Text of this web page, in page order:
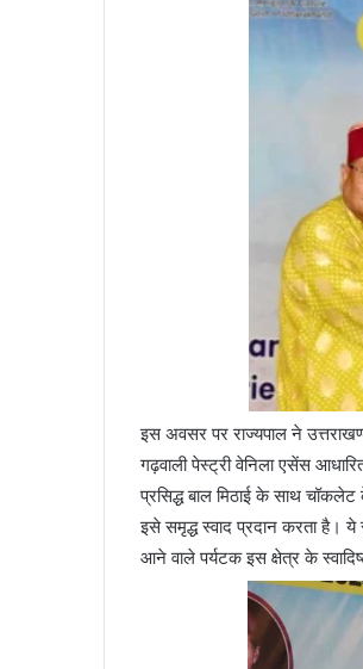
इस अवसर पर राज्यपाल ने
गढ़वाली पेस्ट्री वेनिला एसेंस
प्रसिद्ध बाल मिठाई के साथ
इसे समृद्ध स्वाद प्रदान करता है।
आने वाले पर्यटक इस क्षेत्र के